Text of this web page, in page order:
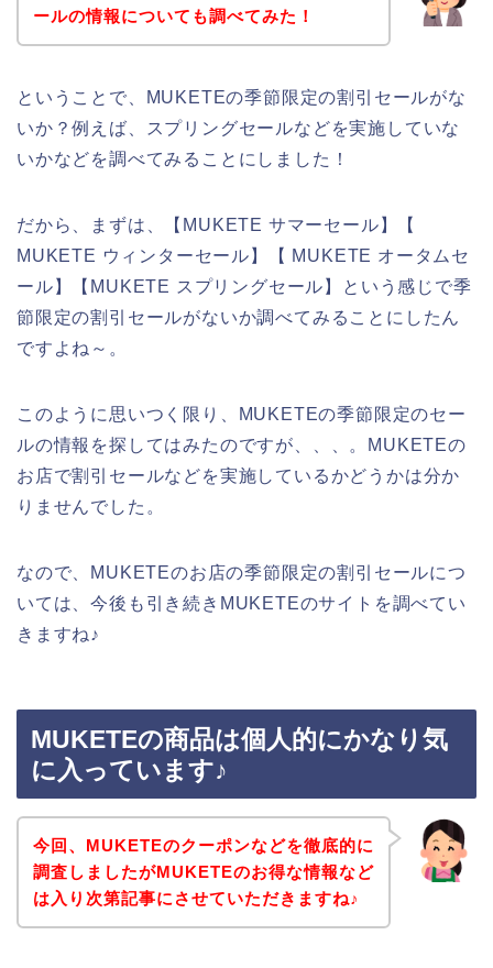
ールの情報についても調べてみた！
ということで、MUKETEの季節限定の割引セールがな
いか？例えば、スプリングセールなどを実施していな
いかなどを調べてみることにしました！
だから、まずは、【MUKETE サマーセール】【
MUKETE ウィンターセール】【 MUKETE オータムセ
ール】【MUKETE スプリングセール】という感じで季
節限定の割引セールがないか調べてみることにしたん
ですよね～。
このように思いつく限り、MUKETEの季節限定のセー
ルの情報を探してはみたのですが、、、。MUKETEの
お店で割引セールなどを実施しているかどうかは分か
りませんでした。
なので、MUKETEのお店の季節限定の割引セールにつ
いては、今後も引き続きMUKETEのサイトを調べてい
きますね♪
MUKETEの商品は個人的にかなり気
に入っています♪
今回、MUKETEのクーポンなどを徹底的に
調査しましたがMUKETEのお得な情報など
は入り次第記事にさせていただきますね♪